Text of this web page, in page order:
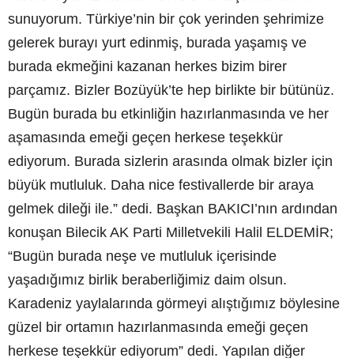
sunuyorum. Türkiye’nin bir çok yerinden şehrimize
gelerek burayı yurt edinmiş, burada yaşamış ve
burada ekmeğini kazanan herkes bizim birer
parçamız. Bizler Bozüyük’te hep birlikte bir bütünüz.
Bugün burada bu etkinliğin hazırlanmasında ve her
aşamasında emeği geçen herkese teşekkür
ediyorum. Burada sizlerin arasında olmak bizler için
büyük mutluluk. Daha nice festivallerde bir araya
gelmek dileği ile.” dedi. Başkan BAKICI’nın ardından
konuşan Bilecik AK Parti Milletvekili Halil ELDEMİR;
“Bugün burada neşe ve mutluluk içerisinde
yaşadığımız birlik beraberliğimiz daim olsun.
Karadeniz yaylalarında görmeyi alıştığımız böylesine
güzel bir ortamın hazırlanmasında emeği geçen
herkese teşekkür ediyorum” dedi. Yapılan diğer